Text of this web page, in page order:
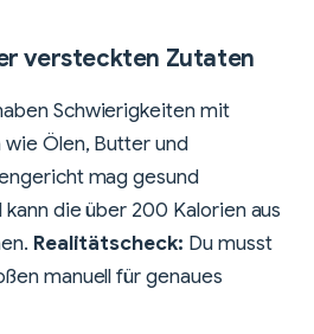
versteckten Zutaten
Schwierigkeiten mit
Ölen, Butter und
mag gesund
die über 200 Kalorien aus
Realitätscheck: Du musst
manuell für genaues